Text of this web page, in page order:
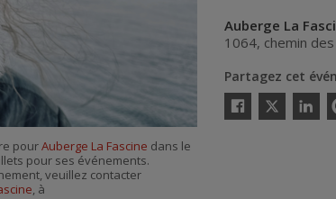
Auberge La
1064, chemin
Partagez cet
Facebook
Twitter
Linkedin
pourAuberge La Fascine dans le
pour ses événements.
veuillez contacter
, à